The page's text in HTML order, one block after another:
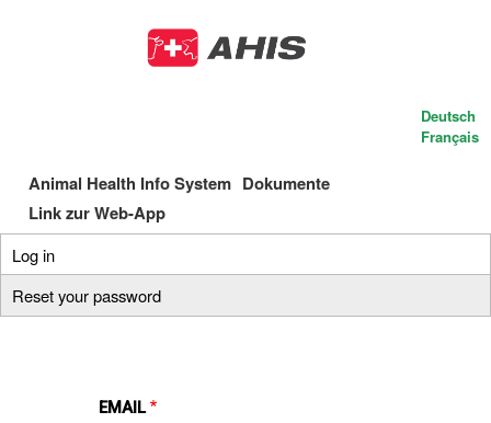
to
Deutsch
Français
Main
navigation
Animal Health Info System Dokumente
Link zur Web-App
Primary
tabs
Log in
Reset your password
EMAIL